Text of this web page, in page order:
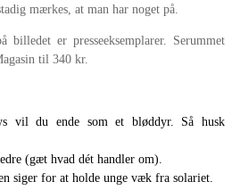
mærkes, at man har noget på.
billedet er presseeksemplarer. Serummet
til 340 kr.
vil du ende som et bløddyr. Så husk
(gæt hvad dét handler om).
siger for at holde unge væk fra solariet.